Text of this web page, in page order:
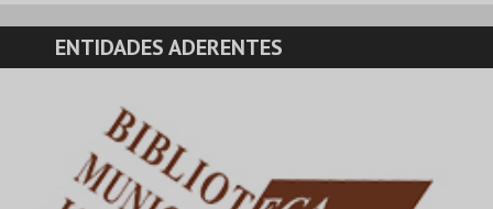
CARRINHO
EVENTOS
CARTÕES
PRODUTOS
ENTIDADES ADERENTES